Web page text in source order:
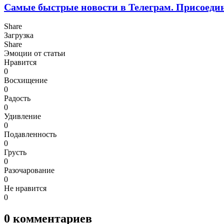
Самые быстрые новости в Телеграм.
Share
Загрузка
Share
Эмоции от статьи
Нравится
0
Восхищение
0
Радость
0
Удивление
0
Подавленность
0
Грусть
0
Разочарование
0
Не нравится
0
0 комментариев